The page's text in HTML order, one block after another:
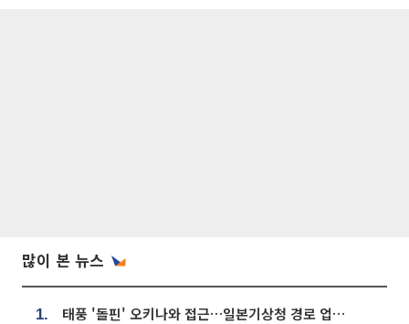
많이 본 뉴스
1. 태풍 '돌핀' 오키나와 접근…일본기상청 경로 업데이트